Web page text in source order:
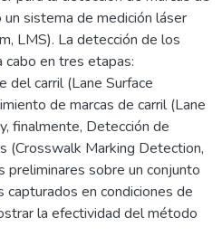
sistema de medición láser
LMS). La detección de los
en tres etapas:
del carril (Lane Surface
de marcas de carril (Lane
finalmente, Detección de
(Crosswalk Marking Detection,
preliminares sobre un conjunto
en condiciones de
la efectividad del método